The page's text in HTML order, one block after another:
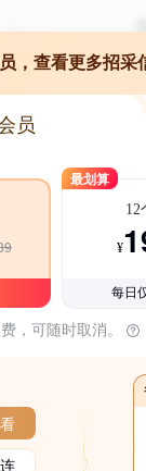
，查看更多招采
员
最划算
12
¥
每日
，可随时取消。